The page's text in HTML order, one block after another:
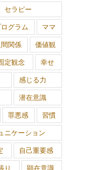
セラピー
グラム
ママ
間関係
価値観
定観念
幸せ
感じる力
潜在意識
罪悪感
習慣
ニケーション
自己重要感
り
顕在意識